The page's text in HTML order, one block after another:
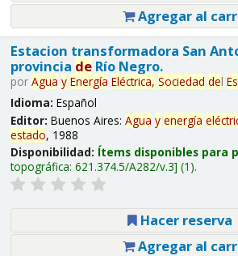
Agregar al
Estacion transformadora San
provincia deRío Negro.
por Agua y Energía Eléctrica, Sociedad del
Idioma: Español
Editor: Buenos Aires: Agua y energía
estado, 1988
Disponibilidad: Ítems disponibles para
topográfica: 621.374.5/A282/v.3 (1).
Hacer reserva
Agregar al